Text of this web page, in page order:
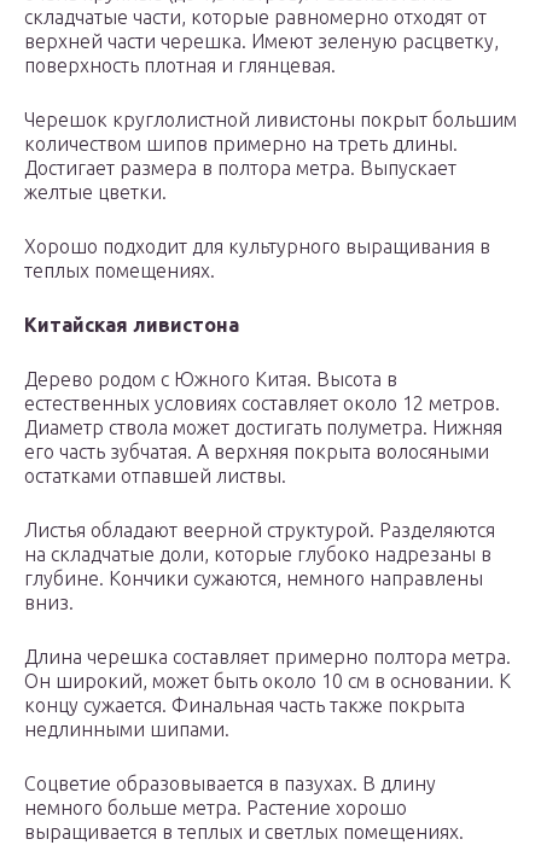
складчатые части, которые равномерно отходят от
верхней части черешка. Имеют зеленую расцветку,
поверхность плотная и глянцевая.
Черешок круглолистной ливистоны покрыт большим
количеством шипов примерно на треть длины.
Достигает размера в полтора метра. Выпускает
желтые цветки.
Хорошо подходит для культурного выращивания в
теплых помещениях.
Китайская ливистона
Дерево родом с Южного Китая. Высота в
естественных условиях составляет около 12 метров.
Диаметр ствола может достигать полуметра. Нижняя
его часть зубчатая. А верхняя покрыта волосяными
остатками отпавшей листвы.
Листья обладают веерной структурой. Разделяются
на складчатые доли, которые глубоко надрезаны в
глубине. Кончики сужаются, немного направлены
вниз.
Длина черешка составляет примерно полтора метра.
Он широкий, может быть около 10 см в основании. К
концу сужается. Финальная часть также покрыта
недлинными шипами.
Соцветие образовывается в пазухах. В длину
немного больше метра. Растение хорошо
выращивается в теплых и светлых помещениях.